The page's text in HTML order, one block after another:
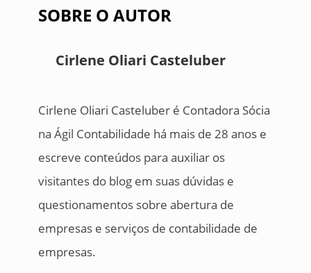
SOBRE O AUTOR
Cirlene Oliari Casteluber
Cirlene Oliari Casteluber é Contadora Sócia
na Ágil Contabilidade há mais de 28 anos e
escreve conteúdos para auxiliar os
visitantes do blog em suas dúvidas e
questionamentos sobre abertura de
empresas e serviços de contabilidade de
empresas.